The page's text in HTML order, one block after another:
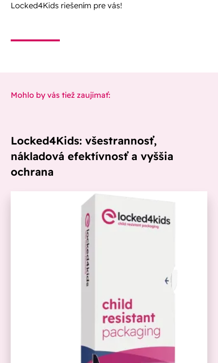
Locked4Kids riešením pre vás!
Mohlo by vás tiež zaujímať:
Locked4Kids: všestrannosť,
nákladová efektívnosť a vyššia
ochrana